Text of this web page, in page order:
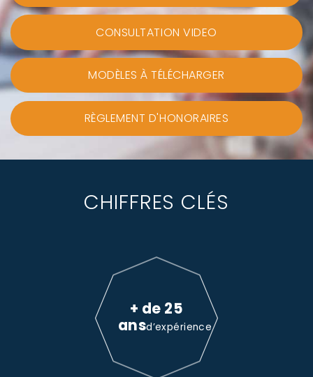
CONSULTATION VIDEO
MODÈLES À TÉLÉCHARGER
RÈGLEMENT D'HONORAIRES
CHIFFRES CLÉS
+ de 25
ansd’expérience